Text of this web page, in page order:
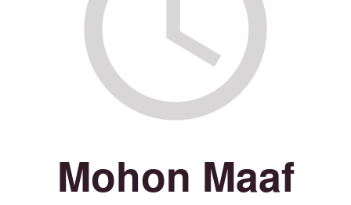
Mohon Maaf